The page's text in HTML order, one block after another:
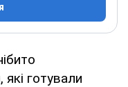
готували